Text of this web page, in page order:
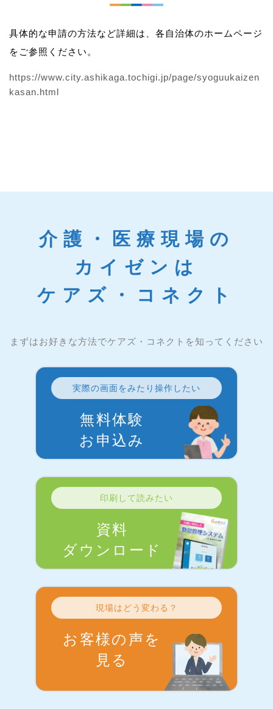
具体的な申請の方法など詳細は、各自治体のホームページ
をご参照ください。
https://www.city.ashikaga.tochigi.jp/page/syoguukaizen
kasan.html
介護・医療現場の
カイゼンは
ケアズ・コネクト
まずはお好きな方法でケアズ・コネクトを知ってください
実際の画面をみたり操作したい
無料体験
お申込み
印刷して読みたい
資料
ダウンロード
現場はどう変わる？
お客様の声を
見る